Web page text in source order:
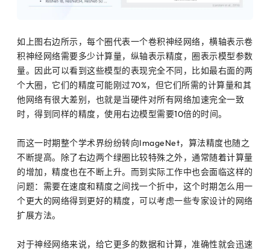
如上图右边所示，每个圈代表一个卷积神经网络，横轴表示卷
积神经网络需要多少计算量，纵轴表示精度，圈表示模型参数
量。因此可以看到这些模型的表现完全不同，比如最右面的两
个大圈，它们的精度可能刚过70%，但它们所需的计算量和其
他网络有很大差别，也就是当硬件对所有网络加速完全一致
时，得到同样的精度，使用右边模型需要10倍的时间。
而这一时期整个学术界纷纷转向ImageNet，算法精度也随之
不断提高。除了右边两个绿圈比较特殊之外，通常随着计算量
的增加，精度也在不断上升。而到实际工作中也会面临这样的
问题：需要在速度和精度之间找一个折中，这个时期怎么用一
个更大的网络得到更好的精度，可以考虑一些专家设计的网络
扩展方法。
对于神经网络来说，给它更多的数据和计算，准确性就会迅速